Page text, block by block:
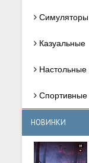
Симуляторы
Казуальные
Настольные
Спортивные
НОВИНКИ